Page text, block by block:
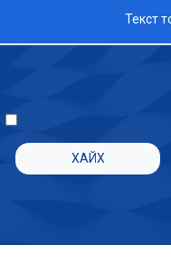
Текст
ХАЙХ